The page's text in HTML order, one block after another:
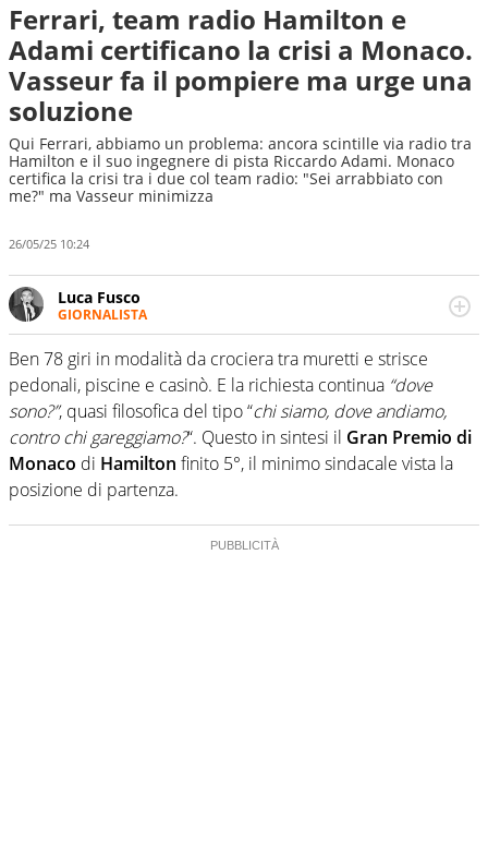
Ferrari, team radio Hamilton e
Adami certificano la crisi a Monaco.
Vasseur fa il pompiere ma urge una
soluzione
Qui Ferrari, abbiamo un problema: ancora scintille via radio tra
Hamilton e il suo ingegnere di pista Riccardo Adami. Monaco
certifica la crisi tra i due col team radio: "Sei arrabbiato con
me?" ma Vasseur minimizza
26/05/25 10:24
Luca Fusco
GIORNALISTA
Giornalista multimediale. Quando si accendono i motori,
lui sgasa, impenna, derapa. E spesso e volentieri finisce
sul podio
Ben 78 giri in modalità da crociera tra muretti e strisce
pedonali, piscine e casinò. E la richiesta continua “dove
sono?”, quasi filosofica del tipo “chi siamo, dove andiamo,
contro chi gareggiamo?“. Questo in sintesi il Gran Premio di
Monaco di Hamilton finito 5°, il minimo sindacale vista la
posizione di partenza.